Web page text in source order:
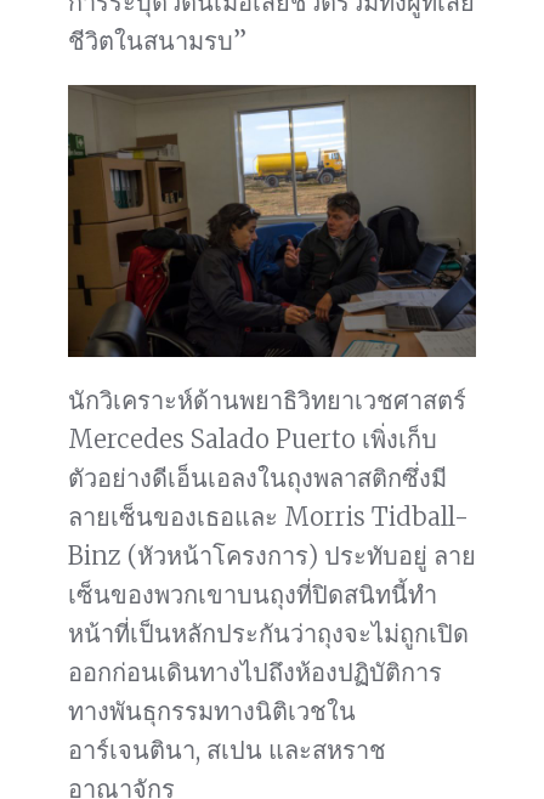
ชีวิตในสนามรบ”
นักวิเคราะห์ด้านพยาธิวิทยาเวชศาสตร์
Mercedes Salado Puerto เพิ่งเก็บ
ตัวอย่างดีเอ็นเอลงในถุงพลาสติกซึ่งมี
ลายเซ็นของเธอและ Morris Tidball-
Binz (หัวหน้าโครงการ) ประทับอยู่ ลาย
เซ็นของพวกเขาบนถุงที่ปิดสนิทนี้ทำ
หน้าที่เป็นหลักประกันว่าถุงจะไม่ถูกเปิด
ออกก่อนเดินทางไปถึงห้องปฏิบัติการ
ทางพันธุกรรมทางนิติเวชใน
อาร์เจนตินา, สเปน และสหราช
อาณาจักร